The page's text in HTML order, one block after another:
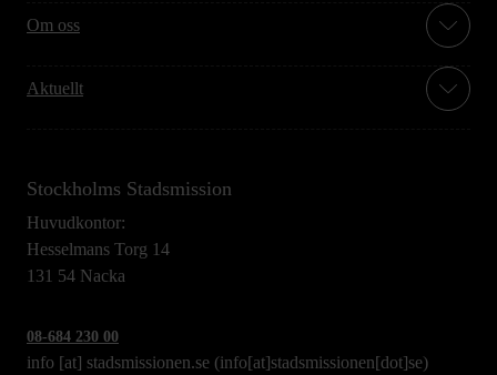
Om oss
Aktuellt
Stockholms Stadsmission
Huvudkontor:
Hesselmans Torg 14
131 54 Nacka
08-684 230 00
info [at] stadsmissionen.se (info[at]stadsmissionen[dot]se)